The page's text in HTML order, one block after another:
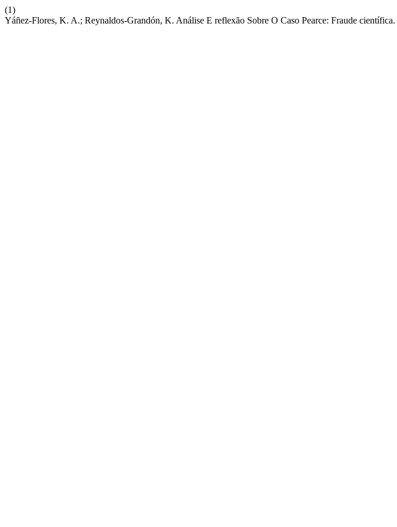
(1)
Yáñez-Flores, K. A.; Reynaldos-Grandón, K. Análise E reflexão Sobre O Caso Pearce: Fraude científica.